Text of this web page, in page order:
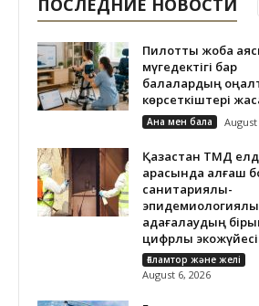
ПОСЛЕДНИЕ НОВОСТИ
Пилоттық жоба
мүгедектігі бар
балалардың
көрсеткіштері
Ана мен бала August
Қазақстан ТМД
арасында алғаш
санитариялық-
эпидемиологиялық
қадағалаудың
цифрлық
Ғаламтор және желі
August 6, 2026